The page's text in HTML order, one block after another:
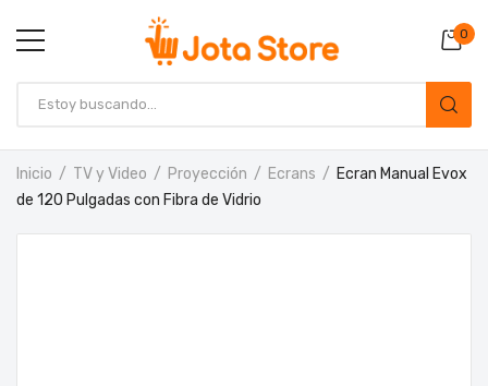
0
Inicio TV y Video Proyección Ecrans
Ecran Manual Evox
de 120 Pulgadas con Fibra de Vidrio